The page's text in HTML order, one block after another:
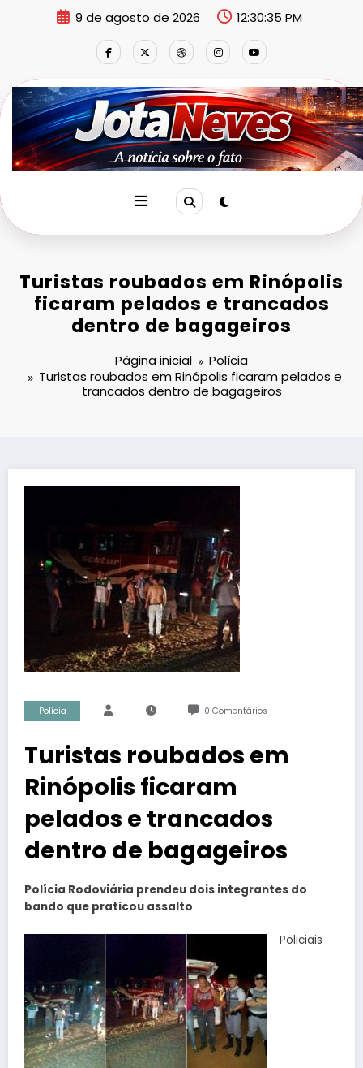
9 de agosto de 2026 12:30:35 PM
Turistas roubados em Rinópolis
ficaram pelados e trancados
dentro de bagageiros
Página inicial
Polícia
Turistas roubados em Rinópolis ficaram pelados e
trancados dentro de bagageiros
Polícia 0 Comentários
Turistas roubados em
Rinópolis ficaram
pelados e trancados
dentro de bagageiros
Polícia Rodoviária prendeu dois integrantes do
bando que praticou assalto
Policiais